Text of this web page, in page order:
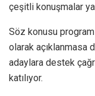
çeşitli konuşmalar
Söz konusu
olarak açıklanmasa
adaylara destek
katılıyor.